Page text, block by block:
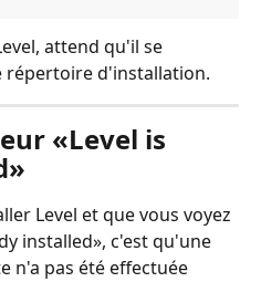
attend qu'il se
répertoire d'installation.
«Level is
Level et que vous voyez
installed», c'est qu'une
n'a pas été effectuée